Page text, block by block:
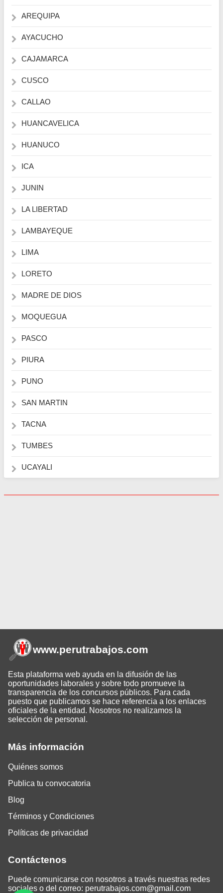
AREQUIPA
AYACUCHO
CAJAMARCA
CUSCO
CALLAO
HUANCAVELICA
HUANUCO
ICA
JUNIN
LA LIBERTAD
LAMBAYEQUE
LIMA
LORETO
MADRE DE DIOS
MOQUEGUA
PASCO
PIURA
PUNO
SAN MARTIN
TACNA
TUMBES
UCAYALI
Más información
Quiénes somos
Publica tu convocatoria
Blog
Términos y Condiciones
Políticas de privacidad
Contáctenos
Puede comunicarse con nosotros a través nuestras redes
sociales o del correo: perutrabajos.com@gmail.com
www.perutrabajos.com
Esta plataforma web ayuda en la difusión de las
oportunidades laborales y sobre todo promueve la
transparencia de los concursos públicos. Para cada
puesto que publicamos se hace referencia a los enlaces
oficiales de la entidad. Nosotros no realizamos la
selección de personal.